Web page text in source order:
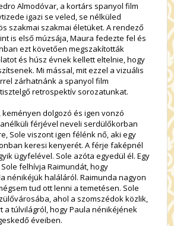
Almodóvar, a kortárs spanyol film
igazi se veled, se nélküled
szakmai szakmai életüket. A rendező
is első múzsája, Maura fedezte fel és
ezt követően megszakították
és húsz évnek kellett eltelnie, hogy
Mi mással, mit ezzel a vizuális
zárhatnánk a spanyol film
retrospektív sorozatunkat.
dolgozó és igen vonzó
férjével neveli serdülőkorban
Sole viszont igen félénk nő, aki egy
keresi kenyerét. A férje faképnél
ügyfelével. Sole azóta egyedül él. Egy
felhívja Raimundát, hogy
nénikéjük haláláról. Raimunda nagyon
tud ott lenni a temetésen. Sole
ahol a szomszédok közlik,
a túlvilágról, hogy Paula nénikéjének
éveiben.